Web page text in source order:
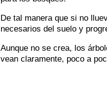
De tal manera que si no
necesarios del suelo y
Aunque no se crea, los
vean claramente, poco a